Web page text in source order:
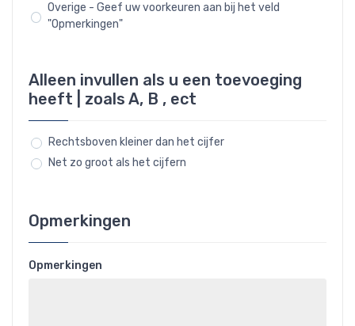
Overige - Geef uw voorkeuren aan bij het veld
"Opmerkingen"
Alleen invullen als u een toevoeging
heeft | zoals A, B , ect
Rechtsboven kleiner dan het cijfer
Net zo groot als het cijfern
Opmerkingen
Opmerkingen